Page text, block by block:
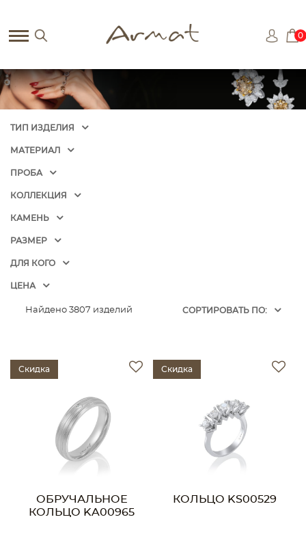
0
ТИП ИЗДЕЛИЯ
МАТЕРИАЛ
ПРОБА
КОЛЛЕКЦИЯ
КАМЕНЬ
РАЗМЕР
ДЛЯ КОГО
ЦЕНА
Найдено 3807 изделий CОРТИРОВАТЬ ПО:
Скидка
ОБРУЧАЛЬНОЕ
КОЛЬЦО KA00965
Скидка
КОЛЬЦО KS00529